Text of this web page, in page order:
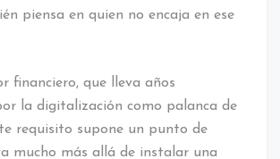
piensa en quien no encaja en ese
financiero, que lleva años
la digitalización como palanca de
requisito supone un punto de
mucho más allá de instalar una